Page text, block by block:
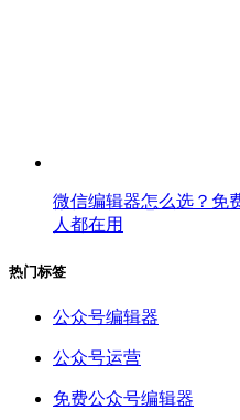
微信编辑器怎么选？免
人都在用
热门标签
公众号编辑器
公众号运营
免费公众号编辑器